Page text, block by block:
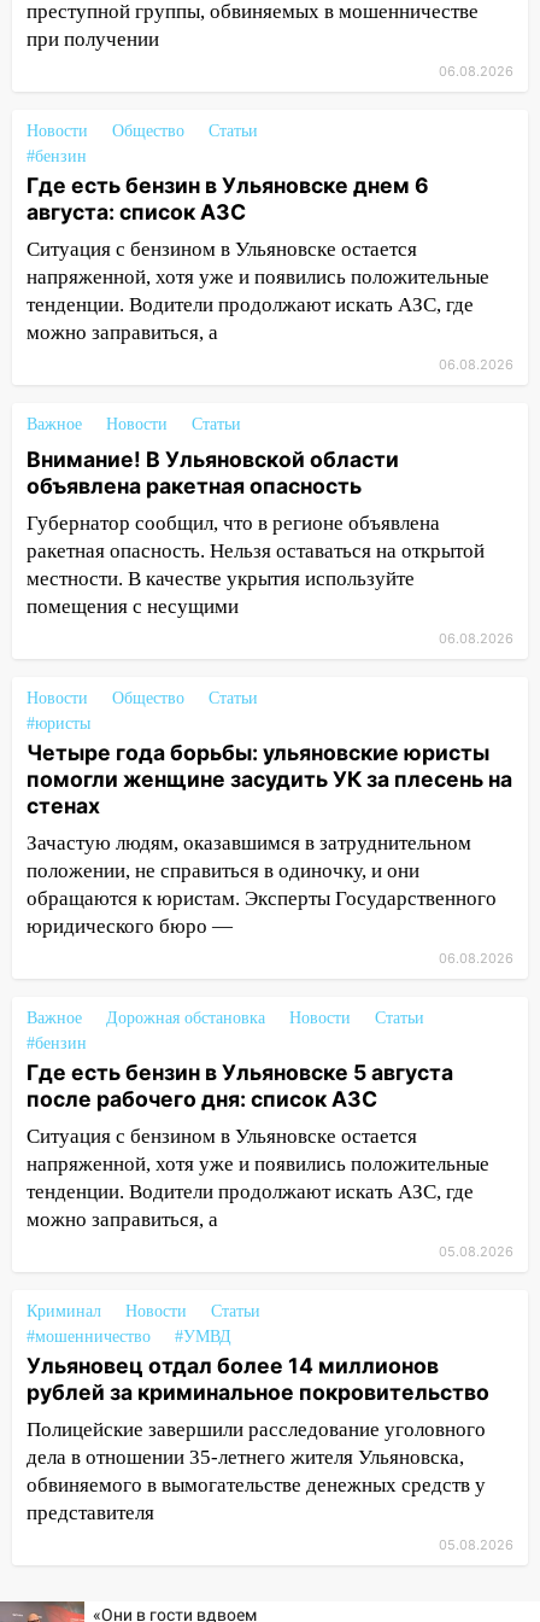
передумать увольняться, если им
повысят зарплату
более 4,6 миллиона рублей: перед
судом предстанет банда
автоподставщиков
13:36 В Инзе произошел крупный пожар
13:00 В суде защитили репутацию
мужчины, которого необоснованно
обвиняли в жестоком обращении с
животными
Ульяновской области перевозчик
проездными
12:10
Ульяновский алиментщик накопил
120 тысяч долга
11:49 Снят режим «Ракетная
опасность» на территории Ульяновской
2027 года импорт, выпуск и обращение
бензина Евро 2, Евро 3, Евро 4
11:12 Соцсети: на Рябикова автомобиль
врезался в забор
10:27 Где есть бензин в Ульяновске
днем 6 августа: список АЗС
10:16 Внимание! В Ульяновской области
51-летний мужчина
09:50 В Ульяновске черный коршун
застрял в тепловозе
09:44 Ульяновские спасатели помогли
юному велосипедисту на улице
Чернышевского
08:21
В Заволжском районе украли два
07:18
В Ульяновск идет
тридцатиградусная жара: какая будет
погода в четверг
06:00
Четыре года борьбы: ульяновские
юристы помогли женщине засудить УК
за плесень на стенах
05:00 Кому 6 августа звезды сулят
прибыль, а кому — испытания на
преступной группы, обвиняемых в мошенничестве
при получении
06.08.2026
Новости Общество
Статьи
#бензин
Где есть бензин в Ульяновске днем 6
августа: список АЗС
Ситуация с бензином в Ульяновске остается
напряженной, хотя уже и появились положительные
тенденции. Водители продолжают искать АЗС, где
можно заправиться, а
06.08.2026
Важное Новости Статьи
Внимание! В Ульяновской области
объявлена ракетная опасность
Губернатор сообщил, что в регионе объявлена
ракетная опасность. Нельзя оставаться на открытой
местности. В качестве укрытия используйте
помещения с несущими
06.08.2026
Новости Общество
Статьи
#юристы
Четыре года борьбы: ульяновские юристы
помогли женщине засудить УК за плесень на
стенах
Зачастую людям, оказавшимся в затруднительном
положении, не справиться в одиночку, и они
обращаются к юристам. Эксперты Государственного
юридического бюро —
06.08.2026
Важное Дорожная обстановка Новости
Статьи
#бензин
Где есть бензин в Ульяновске 5 августа
после рабочего дня: список АЗС
Ситуация с бензином в Ульяновске остается
напряженной, хотя уже и появились положительные
тенденции. Водители продолжают искать АЗС, где
можно заправиться, а
05.08.2026
Криминал Новости
Статьи
#мошенничество
#УМВД
Ульяновец отдал более 14 миллионов
рублей за криминальное покровительство
Полицейские завершили расследование уголовного
дела в отношении 35-летнего жителя Ульяновска,
обвиняемого в вымогательстве денежных средств у
представителя
05.08.2026
«Они в гости вдвоем